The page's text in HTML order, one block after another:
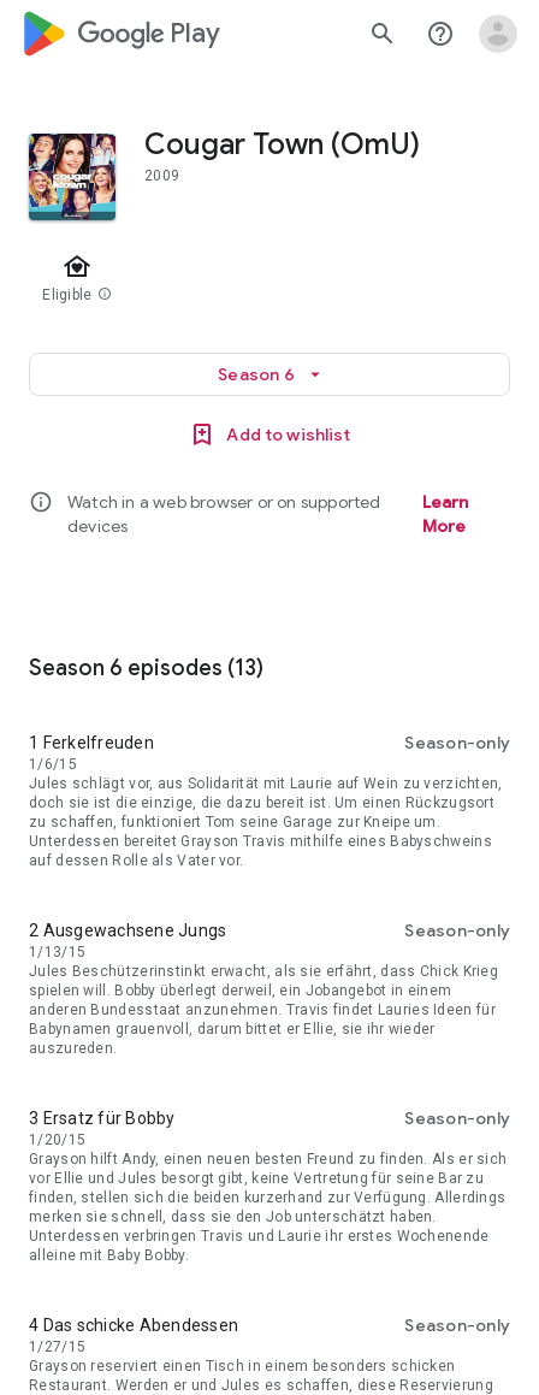
google_logo Play search help_outline
Cougar Town (OmU)
2009
family_home
Eligible info
Season 6 arrow_drop_down
Add to wishlist
info
Watch in a web browser or on supported
devices
Learn
More
Season 6 episodes (13)
1 Ferkelfreuden
1/6/15
Season-only
Jules schlägt vor, aus Solidarität mit Laurie auf Wein zu verzichten,
doch sie ist die einzige, die dazu bereit ist. Um einen Rückzugsort
zu schaffen, funktioniert Tom seine Garage zur Kneipe um.
Unterdessen bereitet Grayson Travis mithilfe eines Babyschweins
auf dessen Rolle als Vater vor.
2 Ausgewachsene Jungs
1/13/15
Season-only
Jules Beschützerinstinkt erwacht, als sie erfährt, dass Chick Krieg
spielen will. Bobby überlegt derweil, ein Jobangebot in einem
anderen Bundesstaat anzunehmen. Travis findet Lauries Ideen für
Babynamen grauenvoll, darum bittet er Ellie, sie ihr wieder
auszureden.
3 Ersatz für Bobby
1/20/15
Season-only
Grayson hilft Andy, einen neuen besten Freund zu finden. Als er sich
vor Ellie und Jules besorgt gibt, keine Vertretung für seine Bar zu
finden, stellen sich die beiden kurzerhand zur Verfügung. Allerdings
merken sie schnell, dass sie den Job unterschätzt haben.
Unterdessen verbringen Travis und Laurie ihr erstes Wochenende
alleine mit Baby Bobby.
4 Das schicke Abendessen
1/27/15
Season-only
Grayson reserviert einen Tisch in einem besonders schicken
Restaurant. Werden er und Jules es schaffen, diese Reservierung